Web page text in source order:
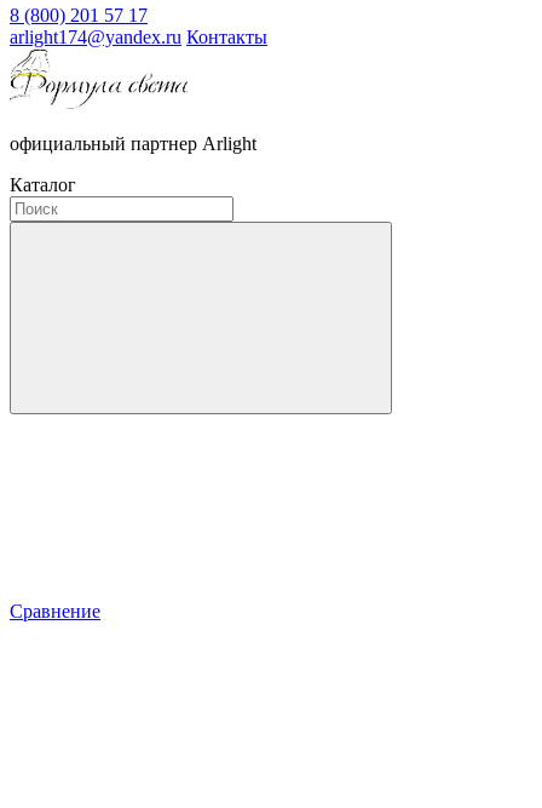
8 (800) 201 57 17
arlight174@yandex.ru Контакты
официальный партнер Arlight
Каталог
Сравнение